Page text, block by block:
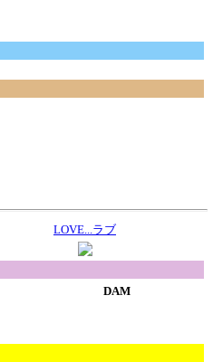
LOVE...ラブ
DAM